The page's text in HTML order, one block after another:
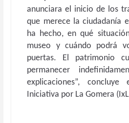
anunciara el inicio de los
que merece la ciudadanía
ha hecho, en qué
museo y cuándo podrá
puertas. El patrimonio
permanecer
explicaciones”,
Iniciativa por La Gomera